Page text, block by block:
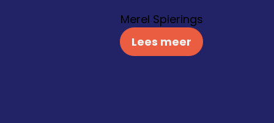
Merel Spierings
Lees meer